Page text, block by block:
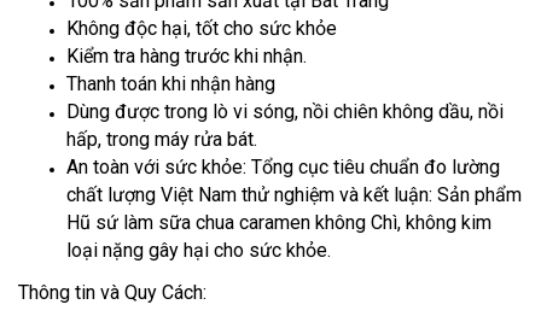
Không độc hại, tốt cho sức khỏe
Kiểm tra hàng trước khi nhận.
Thanh toán khi nhận hàng
Dùng được trong lò vi sóng, nồi chiên không dầu, nồi
hấp, trong máy rửa bát.
An toàn với sức khỏe: Tổng cục tiêu chuẩn đo lường
chất lượng Việt Nam thử nghiệm và kết luận: Sản phẩm
Hũ sứ làm sữa chua caramen không Chì, không kim
loại nặng gây hại cho sức khỏe.
Thông tin và Quy Cách: